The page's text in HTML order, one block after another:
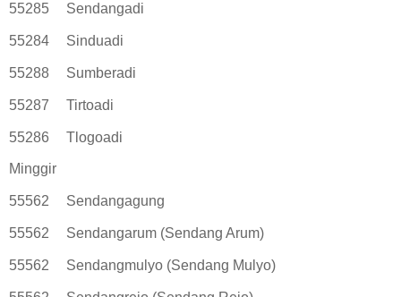
55285 Sendangadi
55284 Sinduadi
55288 Sumberadi
55287 Tirtoadi
55286 Tlogoadi
Minggir
55562 Sendangagung
55562 Sendangarum (Sendang Arum)
55562 Sendangmulyo (Sendang Mulyo)